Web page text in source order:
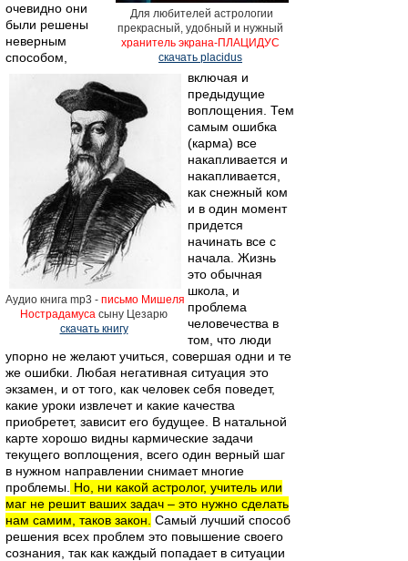
Для любителей астрологии
прекрасный, удобный и нужный
хранитель экрана-ПЛАЦИДУС
скачать placidus
Аудио книга mp3 - письмо Мишеля
Нострадамуса сыну Цезарю
скачать книгу
очевидно они
были решены
неверным
способом,
включая и
предыдущие
воплощения. Тем
самым ошибка
(карма) все
накапливается и
накапливается,
как снежный ком
и в один момент
придется
начинать все с
начала. Жизнь
это обычная
школа, и
проблема
человечества в
том, что люди
упорно не желают учиться, совершая одни и те
же ошибки. Любая негативная ситуация это
экзамен, и от того, как человек себя поведет,
какие уроки извлечет и какие качества
приобретет, зависит его будущее. В натальной
карте хорошо видны кармические задачи
текущего воплощения, всего один верный шаг
в нужном направлении снимает многие
проблемы. Но, ни какой астролог, учитель или
маг не решит ваших задач – это нужно сделать
нам самим, таков закон. Самый лучший способ
решения всех проблем это повышение своего
сознания, так как каждый попадает в ситуации